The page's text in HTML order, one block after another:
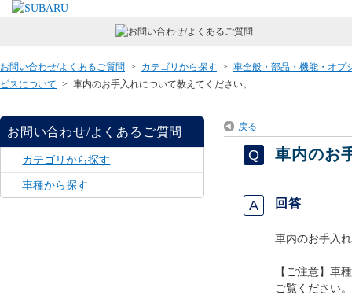
お問い合わせ/よくあるご質問 > カテゴリから探す > 車全般・部品・機能・オプ
ビスについて > 車内のお手入れについて教えてください。
お問い合わせ/よくあるご質問
カテゴリから探す
車種から探す
戻る
車内のお
回答
車内のお手入
【ご注意】車
ご覧ください。